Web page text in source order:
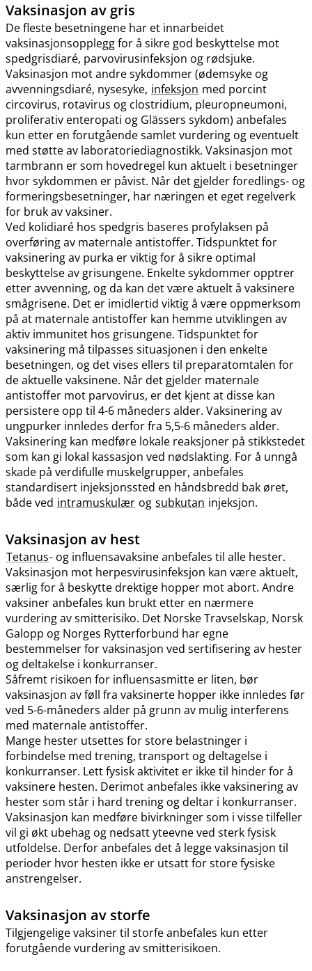
Vaksinasjon av gris
De fleste besetningene har et innarbeidet
vaksinasjonsopplegg for å sikre god beskyttelse mot
spedgrisdiaré, parvovirusinfeksjon og rødsjuke.
Vaksinasjon mot andre sykdommer (ødemsyke og
avvenningsdiaré, nysesyke, infeksjon med porcint
circovirus, rotavirus og clostridium, pleuropneumoni,
proliferativ enteropati og Glässers sykdom) anbefales
kun etter en forutgående samlet vurdering og eventuelt
med støtte av laboratoriediagnostikk. Vaksinasjon mot
tarmbrann er som hovedregel kun aktuelt i besetninger
hvor sykdommen er påvist. Når det gjelder foredlings- og
formeringsbesetninger, har næringen et eget regelverk
for bruk av vaksiner.
Ved kolidiaré hos spedgris baseres profylaksen på
overføring av maternale antistoffer. Tidspunktet for
vaksinering av purka er viktig for å sikre optimal
beskyttelse av grisungene. Enkelte sykdommer opptrer
etter avvenning, og da kan det være aktuelt å vaksinere
smågrisene. Det er imidlertid viktig å være oppmerksom
på at maternale antistoffer kan hemme utviklingen av
aktiv immunitet hos grisungene. Tidspunktet for
vaksinering må tilpasses situasjonen i den enkelte
besetningen, og det vises ellers til preparatomtalen for
de aktuelle vaksinene. Når det gjelder maternale
antistoffer mot parvovirus, er det kjent at disse kan
persistere opp til 4-6 måneders alder. Vaksinering av
ungpurker innledes derfor fra 5,5-6 måneders alder.
Vaksinering kan medføre lokale reaksjoner på stikkstedet
som kan gi lokal kassasjon ved nødslakting. For å unngå
skade på verdifulle muskelgrupper, anbefales
standardisert injeksjonssted en håndsbredd bak øret,
både ved intramuskulær og subkutan injeksjon.
Vaksinasjon av hest
Tetanus- og influensavaksine anbefales til alle hester.
Vaksinasjon mot herpesvirusinfeksjon kan være aktuelt,
særlig for å beskytte drektige hopper mot abort. Andre
vaksiner anbefales kun brukt etter en nærmere
vurdering av smitterisiko. Det Norske Travselskap, Norsk
Galopp og Norges Rytterforbund har egne
bestemmelser for vaksinasjon ved sertifisering av hester
og deltakelse i konkurranser.
Såfremt risikoen for influensasmitte er liten, bør
vaksinasjon av føll fra vaksinerte hopper ikke innledes før
ved 5-6-måneders alder på grunn av mulig interferens
med maternale antistoffer.
Mange hester utsettes for store belastninger i
forbindelse med trening, transport og deltagelse i
konkurranser. Lett fysisk aktivitet er ikke til hinder for å
vaksinere hesten. Derimot anbefales ikke vaksinering av
hester som står i hard trening og deltar i konkurranser.
Vaksinasjon kan medføre bivirkninger som i visse tilfeller
vil gi økt ubehag og nedsatt yteevne ved sterk fysisk
utfoldelse. Derfor anbefales det å legge vaksinasjon til
perioder hvor hesten ikke er utsatt for store fysiske
anstrengelser.
Vaksinasjon av storfe
Tilgjengelige vaksiner til storfe anbefales kun etter
forutgående vurdering av smitterisikoen.